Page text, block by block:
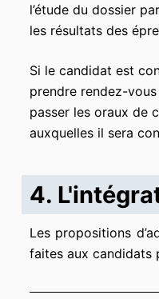
l’étude du dossierpar
les résultats des
Si le candidat est
prendre rendez-
passer les oraux de
auxquelles il sera
4.
Les propositions
faites aux candidats